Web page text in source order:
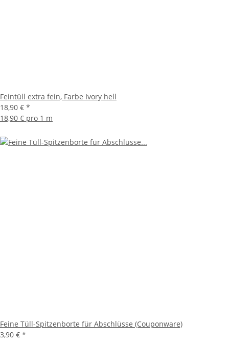
Feintüll extra fein, Farbe Ivory hell
18,90 € *
18,90 € pro 1 m
Feine Tüll-Spitzenborte für Abschlüsse (Couponware)
3,90 € *